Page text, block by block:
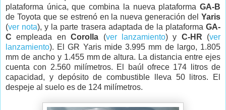
plataforma única, que combina la nueva plataforma GA-B
de Toyota que se estrenó en la nueva generación del Yaris
(ver nota), y la parte trasera adaptada de la plataformaGA-
C empleada enCorolla (ver lanzamiento) y C-HR (ver
lanzamiento). El GR Yaris mide 3.995 mm de largo, 1.805
mm de ancho y 1.455 mm de altura. La distancia entre ejes
cuenta con 2.560 milímetros. El baúl ofrece 174 litros de
capacidad, y depósito de combustible lleva 50 litros. El
despeje al suelo es de 124 milímetros.